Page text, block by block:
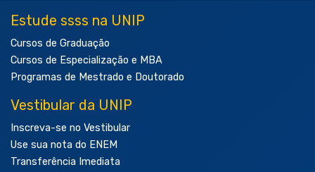
Estude ssss na UNIP
Cursos de Graduação
Cursos de Especialização e MBA
Programas de Mestrado e Doutorado
Vestibular da UNIP
Inscreva-se no Vestibular
Use sua nota do ENEM
Transferência Imediata